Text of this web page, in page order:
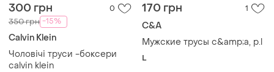
300 грн 0
350 грн -15%
Calvin Klein
Чоловічі труси -боксери
calvin klein
170 грн 1
C&A
Мужские трусы c&amp;a, р.l
L